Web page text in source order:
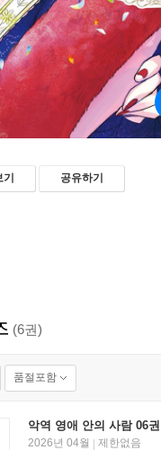
기 공유하기
(6권)
품절포함
악역 영애 안의 사람 06
2026년 04월
제한없음